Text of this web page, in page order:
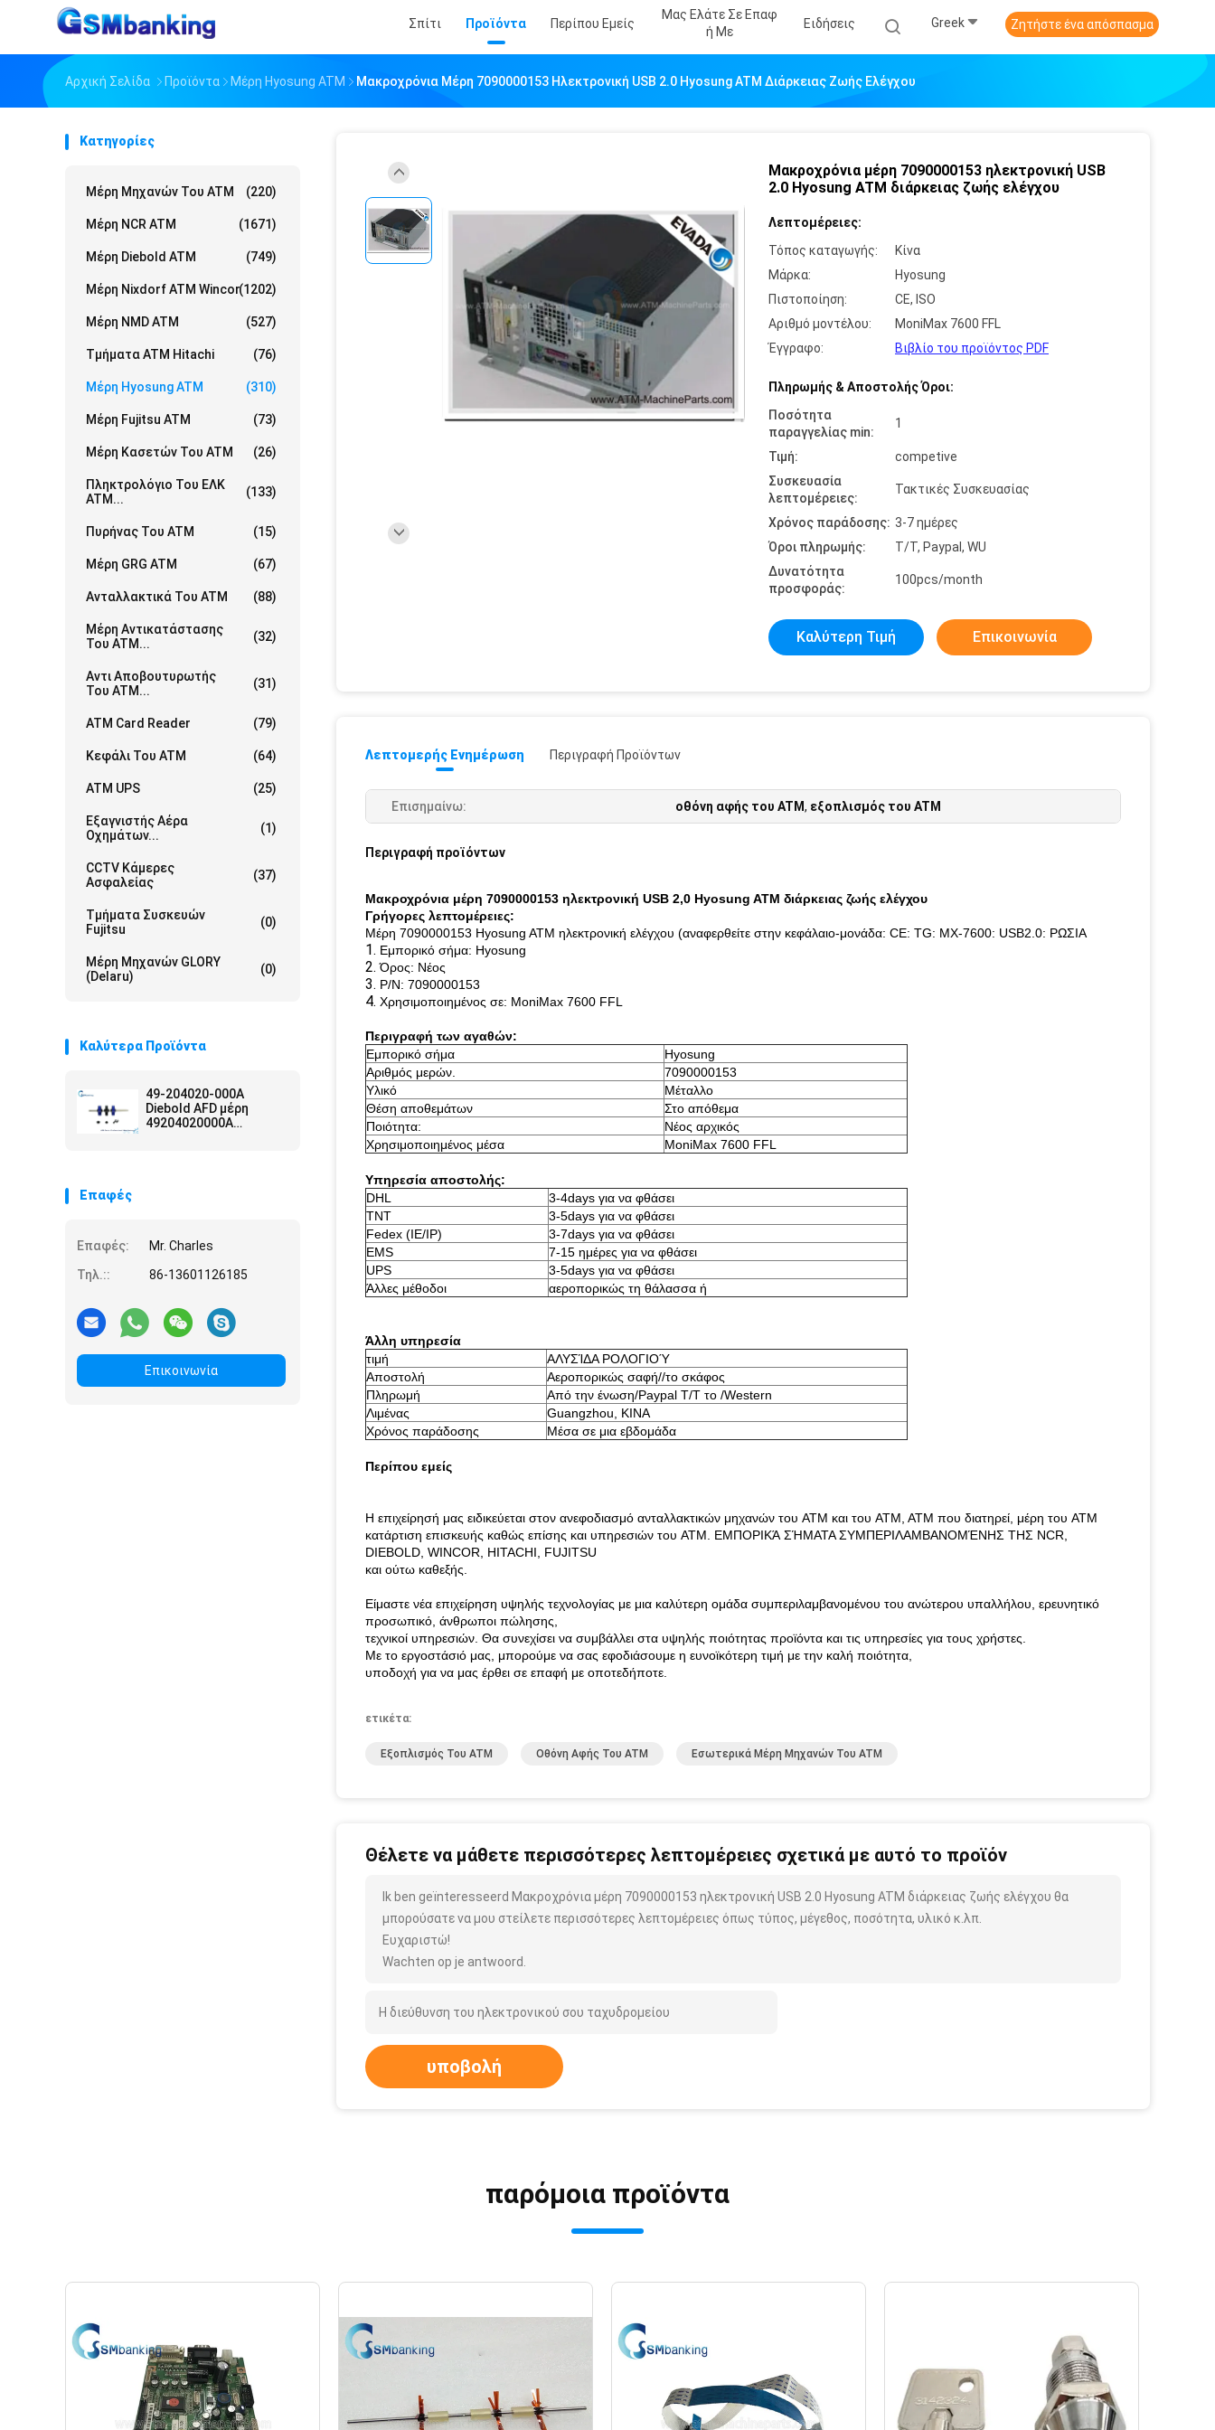
Σπίτι Προϊόντα Περίπου Εμείς
Μας Ελάτε Σε Επαφ
Ή Με
Ειδήσεις Greek Ζητήστε ένα απόσπασμα
Αρχική Σελίδα Προϊόντα Μέρη Hyosung ATM Μακροχρόνια Μέρη 7090000153 Ηλεκτρονική USB 2.0 Hyosung ATM Διάρκειας Ζωής Ελέγχου
Κατηγορίες
Μέρη Μηχανών Του ATM (220)
Μέρη NCR ATM (1671)
Μέρη Diebold ATM (749)
Μέρη Nixdorf ATM Wincor(1202)
Μέρη NMD ATM (527)
Τμήματα ATM Hitachi (76)
Μέρη Hyosung ATM (310)
Μέρη Fujitsu ATM (73)
Μέρη Κασετών Του ATM (26)
Πληκτρολόγιο Του ΕΛΚ
ATM...
(133)
Πυρήνας Του ATM (15)
Μέρη GRG ATM (67)
Ανταλλακτικά Του ATM (88)
Μέρη Αντικατάστασης
Του ATM...
(32)
Αντι Αποβουτυρωτής
Του ATM...
(31)
ATM Card Reader (79)
Κεφάλι Του ATM (64)
ATM UPS (25)
Εξαγνιστής Αέρα
Οχημάτων...
(1)
CCTV Κάμερες
Ασφαλείας
(37)
Τμήματα Συσκευών
Fujitsu
(0)
Μέρη Μηχανών GLORY
(Delaru)
(0)
Καλύτερα Προϊόντα
49-204020-000A
Diebold AFD μέρη
49204020000A
Επαφές
Επαφές:
Mr. Charles
Τηλ.::
86-13601126185
Επικοινωνία
Μακροχρόνια μέρη 7090000153 ηλεκτρονική USB
2.0 Hyosung ATM διάρκειας ζωής ελέγχου
Λεπτομέρειες:
Τόπος καταγωγής:
Κίνα
Μάρκα:
Hyosung
Πιστοποίηση:
CE, ISO
Αριθμό μοντέλου:
MoniMax 7600 FFL
Έγγραφο:
Βιβλίο του προϊόντος PDF
Πληρωμής & Αποστολής Όροι:
Ποσότητα
παραγγελίας min:
1
Τιμή:
competive
Συσκευασία
λεπτομέρειες:
Τακτικές Συσκευασίας
Χρόνος παράδοσης: 3-7 ημέρες
Όροι πληρωμής:
T/T, Paypal, WU
Δυνατότητα
προσφοράς:
100pcs/month
Καλύτερη Τιμή Επικοινωνία
Λεπτομερής Ενημέρωση Περιγραφή Προϊόντων
Επισημαίνω: οθόνη αφής του ATM, εξοπλισμός του ATM
Περιγραφή προϊόντων
Μακροχρόνια μέρη 7090000153 ηλεκτρονική USB 2,0 Hyosung ATM διάρκειας ζωής ελέγχου
Γρήγορες λεπτομέρειες:
Μέρη 7090000153 Hyosung ATM ηλεκτρονική ελέγχου (αναφερθείτε στην κεφάλαιο-μονάδα: CE: TG: MX-7600: USB2.0: ΡΩΣΙΑ
1. Εμπορικό σήμα: Hyosung
2.Όρος: Νέος
3. P/N: 7090000153
4. Χρησιμοποιημένος σε: MoniMax 7600 FFL
Περιγραφή των αγαθών:
Εμπορικό σήμα
Hyosung
Αριθμός μερών.
7090000153
Υλικό
Μέταλλο
Θέση αποθεμάτων
Στο απόθεμα
Ποιότητα:
Νέος αρχικός
Χρησιμοποιημένος μέσα
MoniMax 7600 FFL
Υπηρεσία αποστολής:
DHL
3-4days για να φθάσει
TNT
3-5days για να φθάσει
Fedex (IE/IP)
3-7days για να φθάσει
EMS
7-15 ημέρες για να φθάσει
UPS
3-5days για να φθάσει
Άλλες μέθοδοι
αεροπορικώς τη θάλασσα ή
Άλλη υπηρεσία
τιμή
ΑΛΥΣΊΔΑ ΡΟΛΟΓΙΟΎ
Αποστολή
Αεροπορικώς σαφή//το σκάφος
Πληρωμή
Από την ένωση/Paypal T/T το /Western
Λιμένας
Guangzhou, ΚΙΝΑ
Χρόνος παράδοσης
Μέσα σε μια εβδομάδα
Περίπου εμείς
Η επιχείρησή μας ειδικεύεται στον ανεφοδιασμό ανταλλακτικών μηχανών του ATM και του ATM, ATM που διατηρεί, μέρη του ATM
κατάρτιση επισκευής καθώς επίσης και υπηρεσιών του ATM. ΕΜΠΟΡΙΚΆ ΣΉΜΑΤΑ ΣΥΜΠΕΡΙΛΑΜΒΑΝΟΜΈΝΗΣ ΤΗΣ NCR,
DIEBOLD, WINCOR, HITACHI, FUJITSU
και ούτω καθεξής.
Είμαστε νέα επιχείρηση υψηλής τεχνολογίας με μια καλύτερη ομάδα συμπεριλαμβανομένου του ανώτερου υπαλλήλου, ερευνητικό
προσωπικό , άνθρωποι πώλησης,
τεχνικοί υπηρεσιών. Θα συνεχίσει να συμβάλλει στα υψηλής ποιότητας προϊόντα και τις υπηρεσίες για τους χρήστες.
Με το εργοστάσιό μας, μπορούμε να σας εφοδιάσουμε η ευνοϊκότερη τιμή με την καλή ποιότητα,
υποδοχή για να μας έρθει σε επαφή με οποτεδήποτε.
ετικέτα:
Εξοπλισμός Του ATM Οθόνη Αφής Του ATM Εσωτερικά Μέρη Μηχανών Του ATM
Θέλετε να μάθετε περισσότερες λεπτομέρειες σχετικά με αυτό το προϊόν
Ik ben geïnteresseerd Μακροχρόνια μέρη 7090000153 ηλεκτρονική USB 2.0 Hyosung ATM διάρκειας ζωής ελέγχου θα
μπορούσατε να μου στείλετε περισσότερες λεπτομέρειες όπως τύπος, μέγεθος, ποσότητα, υλικό κ.λπ.
Ευχαριστώ!
Wachten op je antwoord.
υποβολή
παρόμοια προϊόντα